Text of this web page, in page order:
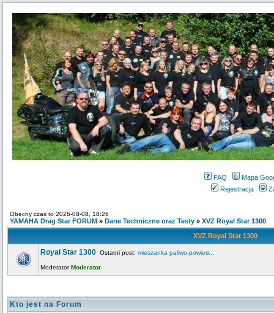
FAQ
Mapa
Rejestracja
Obecny czas to 2026-08-08, 18:26
YAMAHA Drag Star FORUM » Dane Techniczne oraz Testy » XVZ Royal Star 1300
XVZ Royal Star 1300
Royal Star 1300 Ostatni post: mieszanka paliwo-powietr...
ModeratorModerator
Kto jest na Forum